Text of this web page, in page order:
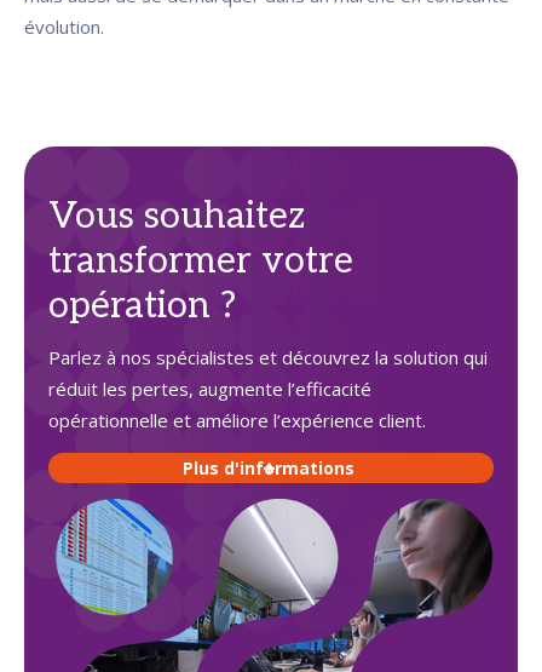
évolution.
Vous souhaitez
transformer votre
opération ?
Parlez à nos spécialistes et découvrez la solution qui
réduit les pertes, augmente l’efficacité
opérationnelle et améliore l’expérience client.
Plus d'informations